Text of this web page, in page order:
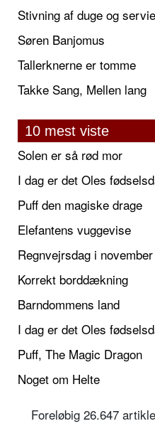
Stivning af duge og
Søren Banjomus
Tallerknerne er tomme
Takke Sang, Mellen lang
10 mest viste
Solen er så rød mor
I dag er det Oles
Puff den magiske drage
Elefantens vuggevise
Regnvejrsdag i november
Korrekt borddækning
Barndommens land
I dag er det Oles
Puff, The Magic Dragon
Noget om Helte
Foreløbig 26.647